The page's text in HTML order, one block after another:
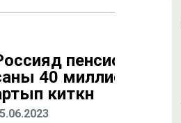
пенсионерлар
40 миллионнан
киткән